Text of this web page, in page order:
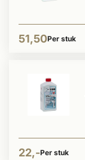
51,50Per stuk
22,-Per stuk